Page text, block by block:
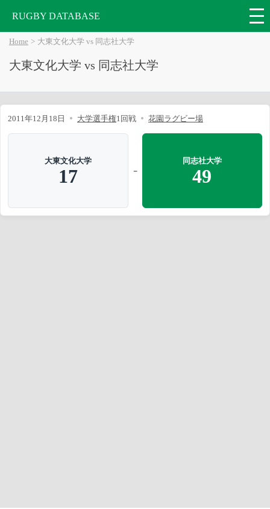
RUGBY DATABASE
Home 大東文化大学 vs 同志社大学
大東文化大学 vs 同志社大学
2011年12月18日 大学選手権1回戦 花園ラグビー場
大東文化大学
17 -
同志社大学
49